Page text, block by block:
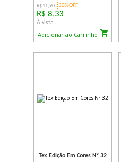
R$ 11,90 30%OFF
R$ 8,33
À vista
Adicionar ao Carrinho
Tex Edição Em Cores Nº 32